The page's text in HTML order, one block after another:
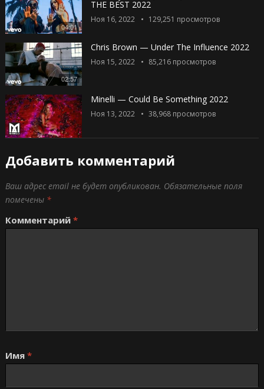
04:01
THE BEST 2022
Ноя 16, 2022 129,251 просмотров
02:57
Chris Brown — Under The Influence 2022
Ноя 15, 2022 85,216просмотров
Minelli — Could Be Something 2022
Ноя 13, 2022 38,968просмотров
Добавить комментарий
Ваш адрес email не будет опубликован. Обязательные поля
помечены *
Комментарий *
Имя *